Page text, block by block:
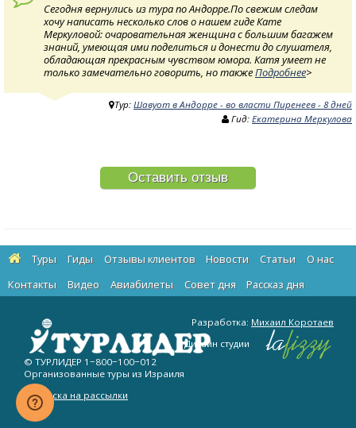
Сегодня вернулись из тура по Андорре.По свежим следам
хочу написать несколько слов о нашем гиде Кате
Меркуловой: очаровательная женщина с большим багажем
знаний, умеющая ими поделиться и донести до слушателя,
обладающая прекрасным чувством юмора. Катя умеет не
только замечательно говорить, но такжеПодробнее>
Тур: Шавуот в Андорре - во власти Пиренеев - 8 дней
Гид: Екатерина Меркулова
Оставить отзыв
Туры Гиды Отзывы клиентов Новости Статьи
О нас
Контакты
Видео Авиабилеты Cовет дня Рассказ дня
© ТУРЛИДЕР 1−800−100−012
Организованные туры из Израиля
Подписка на рассылки
Разработка: Михаил Коротаев
Дизайн студии